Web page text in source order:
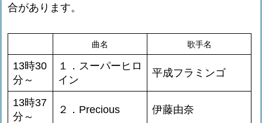
合があります。
曲名 歌手名
13時30
分～
１．スーパーヒロ
イン
平成フラミンゴ
13時37
分～
２．Precious 伊藤由奈